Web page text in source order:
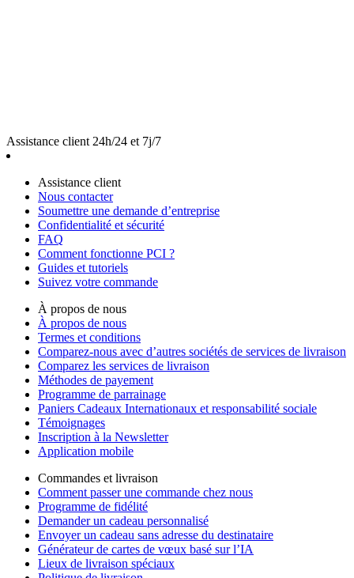
Assistance client 24h/24 et 7j/7
Assistance client
Nous contacter
Soumettre une demande d’entreprise
Confidentialité et sécurité
FAQ
Comment fonctionne PCI ?
Guides et tutoriels
Suivez votre commande
À propos de nous
À propos de nous
Termes et conditions
Comparez-nous avec d’autres sociétés de services de livraison
Comparez les services de livraison
Méthodes de payement
Programme de parrainage
Paniers Cadeaux Internationaux et responsabilité sociale
Témoignages
Inscription à la Newsletter
Application mobile
Commandes et livraison
Comment passer une commande chez nous
Programme de fidélité
Demander un cadeau personnalisé
Envoyer un cadeau sans adresse du destinataire
Générateur de cartes de vœux basé sur l’IA
Lieux de livraison spéciaux